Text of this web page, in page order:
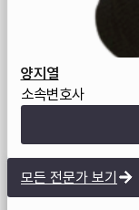
양지열
소속변호사
모든 전문가 보기